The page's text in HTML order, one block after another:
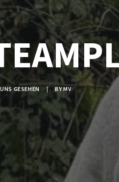
GESEHEN | BYMV